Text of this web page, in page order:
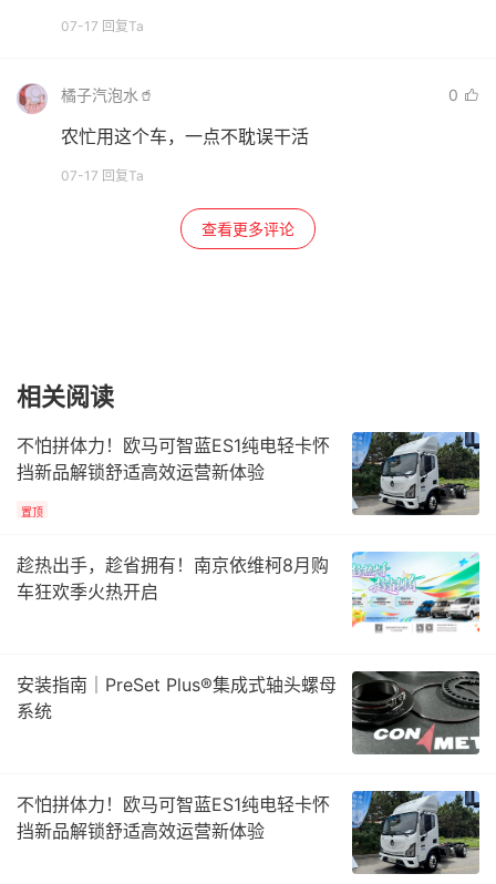
07-17 回复Ta
橘子汽泡水🥤 0
农忙用这个车，一点不耽误干活
07-17 回复Ta
查看更多评论
相关阅读
不怕拼体力！欧马可智蓝ES1纯电轻卡怀
挡新品解锁舒适高效运营新体验
置顶
趁热出手，趁省拥有！南京依维柯8月购
车狂欢季火热开启
安装指南｜PreSet Plus®集成式轴头螺母
系统
不怕拼体力！欧马可智蓝ES1纯电轻卡怀
挡新品解锁舒适高效运营新体验